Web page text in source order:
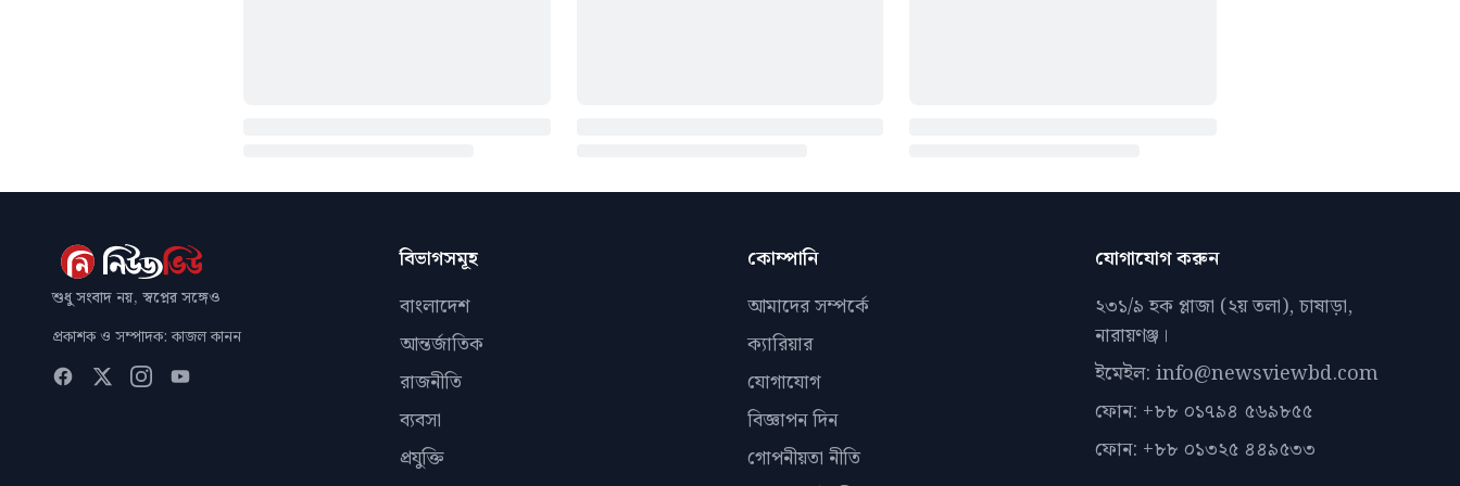
শুধু সংবাদ নয়, স্বপ্নের সঙ্গেও
প্রকাশক ও সম্পাদক: কাজল কানন
বিভাগসমূহ
বাংলাদেশ
আন্তর্জাতিক
রাজনীতি
ব্যবসা
প্রযুক্তি
কোম্পানি
আমাদের সম্পর্কে
ক্যারিয়ার
যোগাযোগ
বিজ্ঞাপন দিন
গোপনীয়তা নীতি
যোগাযোগ করুন
২৩১/৯ হক প্লাজা (২য় তলা), চাষাড়া,
নারায়ণঞ্জ।
ইমেইল: info@newsviewbd.com
ফোন: +৮৮ ০১৭৯৪ ৫৬৯৮৫৫
ফোন: +৮৮ ০১৩২৫ ৪৪৯৫৩৩